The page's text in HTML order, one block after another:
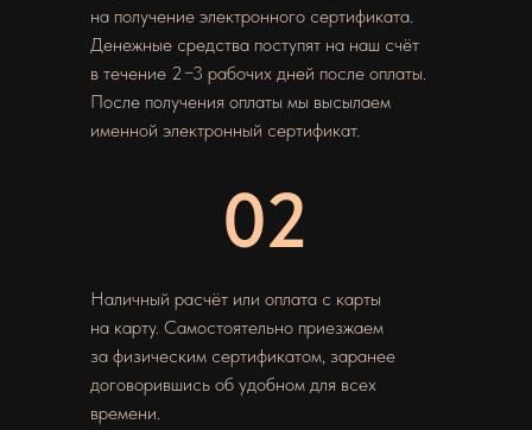
Наличный расчёт или оплата с карты
на карту. Самостоятельно приезжаем
за физическим сертификатом, заранее
договорившись об удобном для всех
времени.
на получение электронного сертификата.
Денежные средства поступят на наш счёт
в течение 2−3 рабочих дней после оплаты.
После получения оплаты мы высылаем
именной электронный сертификат.
02